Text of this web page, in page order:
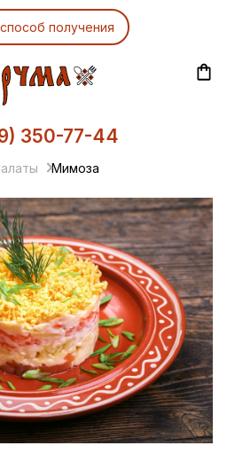
получения
350-77-44
Мимоза